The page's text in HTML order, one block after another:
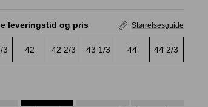
leveringstid og pris Størrelsesguide
3 42 42 2/3 43 1/3 44 44 2/3